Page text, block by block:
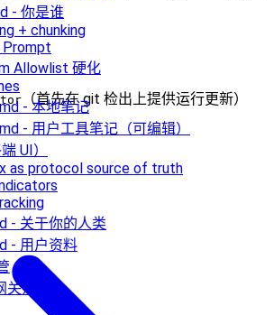
- 你是谁
+ chunking
Allowlist 硬化
- 本地笔记
- 用户工具笔记（可编辑）
UI）
as protocol source of truth
- 关于你的人类
- 用户资料
）
（首先在 git 检出上提供运行更新）